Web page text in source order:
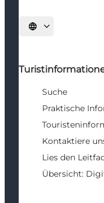
Sprache auswählen
Suche
Praktische
Kontaktiere
Lies den
Übersicht: